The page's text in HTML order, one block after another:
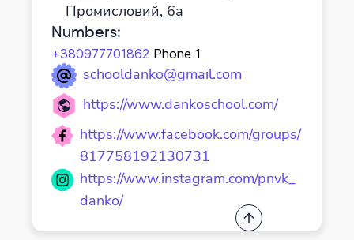
Промисловий, 6а
Numbers:
+380977701862 Phone 1
schooldanko@gmail.com
https://www.dankoschool.com/
https://www.facebook.com/groups/
817758192130731
https://www.instagram.com/pnvk_
danko/